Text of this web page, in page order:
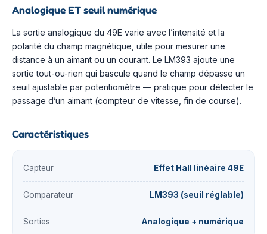
Analogique ET seuil numérique
La sortie analogique du 49E varie avec l’intensité et la
polarité du champ magnétique, utile pour mesurer une
distance à un aimant ou un courant. Le LM393 ajoute une
sortie tout-ou-rien qui bascule quand le champ dépasse un
seuil ajustable par potentiomètre — pratique pour détecter le
passage d’un aimant (compteur de vitesse, fin de course).
Caractéristiques
Capteur Effet Hall linéaire 49E
Comparateur LM393 (seuil réglable)
Sorties Analogique + numérique